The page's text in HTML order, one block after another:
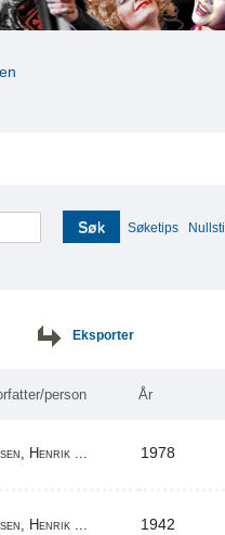
Søk Søketips Nullstill
Eksporter
person År
Henrik ... 1978
Henrik ... 1942